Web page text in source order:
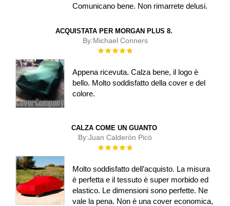
Comunicano bene. Non rimarrete delusi.
ACQUISTATA PER MORGAN PLUS 8.
By:Michael Conners
Rating:
Appena ricevuta. Calza bene, il logo è
bello. Molto soddisfatto della cover e del
colore.
CALZA COME UN GUANTO
By:Juan Calderón Picó
Rating:
Molto soddisfatto dell’acquisto. La misura
è perfetta e il tessuto è super morbido ed
elastico. Le dimensioni sono perfette. Ne
vale la pena. Non è una cover economica,